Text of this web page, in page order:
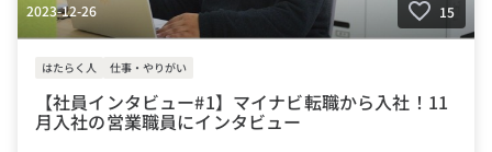
2023-12-26 15
はたらく人 仕事・やりがい
【社員インタビュー#1】マイナビ転職から入社！11
月入社の営業職員にインタビュー